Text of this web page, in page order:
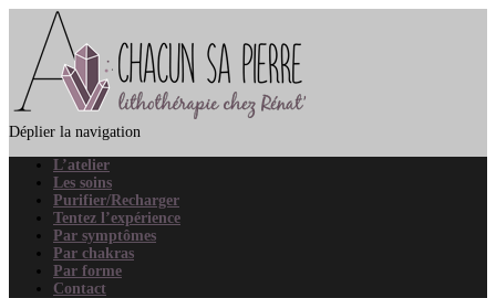
Déplier la navigation
L’atelier
Les soins
Purifier/Recharger
Tentez l’expérience
Par symptômes
Par chakras
Par forme
Contact